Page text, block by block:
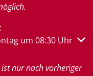
Schließzeiten
um 08:30 Uhr
nur nach vorheriger